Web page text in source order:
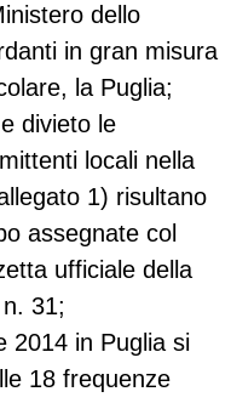
dello
in gran misura
la Puglia;
divieto le
locali nella
1) risultano
assegnate col
ufficiale della
31;
2014 in Puglia si
18 frequenze